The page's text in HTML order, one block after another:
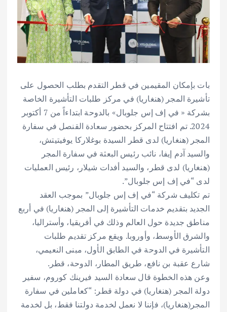
بات بإمكان المقيمين في قطر التقدم بطلب الحصول على
تأشيرة المجر (هنغاريا) في مركز طلبات التأشيرة الخاصة
بشركة « في إف إس جلوبال» بالدوحة ابتداءاً من 7 أكتوبر
2024. تم افتتاح المركز بحضور سعادة القنصل في سفارة
المجر (هنغاريا) لدى قطر السيدة بوغلاركا يوفيتيتش،
والسيد آدم إيفا، نائب رئيس البعثة في سفارة المجر
(هنغاريا) لدى قطر، والسيد أفدات شيلار، رئيس العمليات
لدى “في إف إس جلوبال”.
تم تكليف شركة “في إف إس جلوبال” بموجب العقد
الجديد بتقديم خدمات التأشيرة إلى المجر (هنغاريا) في أربع
مناطق جديدة حول العالم وذلك في أفريقيا، وأستراليا،
والشرق الأوسط، وأوروبا. ويقع مركز تقديم طلبات
التأشيرة في الدوحة في الطابق الأول، مبنى النعيمي،
شارع عقبة بن نافع، طريق المطار، الدوحة، قطر.
وعن هذه الخطوة قال سعادة السيد فيرينك كوروم، سفير
دولة المجر (هنغاريا) في دولة قطر: “كعاملين في سفارة
المجر(هنغاريا)، فإننا لا نعمل لخدمة دولتنا فقط، بل لخدمة